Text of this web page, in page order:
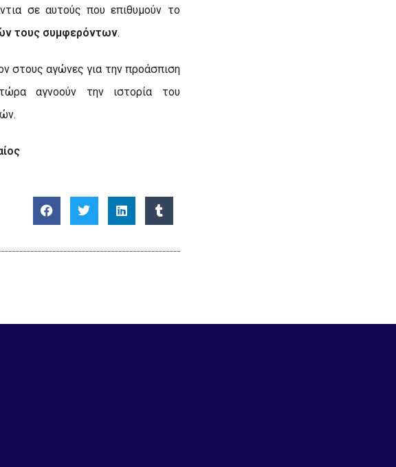
σε αυτούς που επιθυμούν το
τους συμφερόντων.
στους αγώνες για την προάσπιση
αγνοούν την ιστορία του